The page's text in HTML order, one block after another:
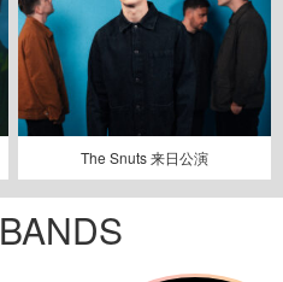
The Snuts 来日公演